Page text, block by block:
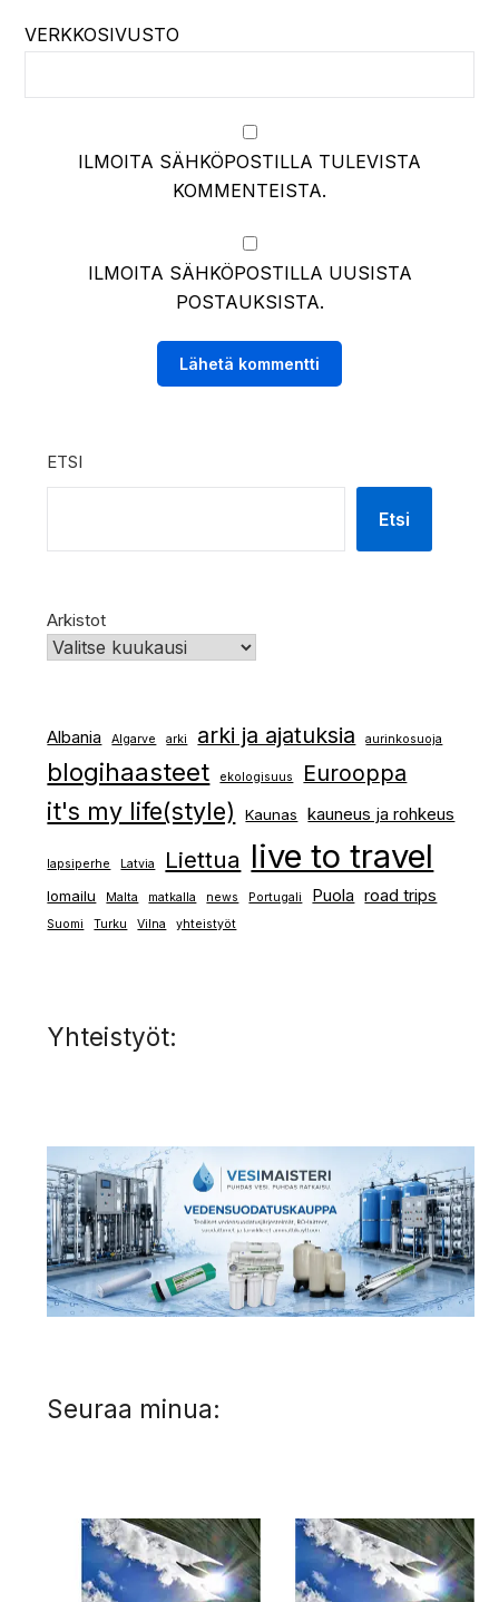
VERKKOSIVUSTO
ILMOITA SÄHKÖPOSTILLA TULEVISTA
KOMMENTEISTA.
ILMOITA SÄHKÖPOSTILLA UUSISTA
POSTAUKSISTA.
ETSI
Etsi
Arkistot
Albania Algarve arki arki ja ajatuksia aurinkosuoja
blogihaasteet ekologisuus Eurooppa
it's my life(style) Kaunas kauneus ja rohkeus
lapsiperhe Latvia Liettua live to travel
lomailu Malta matkalla news Portugali Puola road trips
Suomi Turku Vilna yhteistyöt
Yhteistyöt:
Seuraa minua: